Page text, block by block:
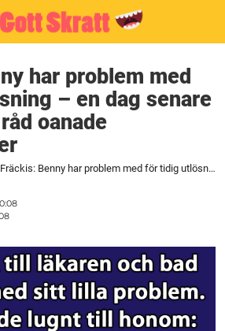
har problem med
– en dag senare
oanade
Fräckis: Benny har problem med för tidig utlösning – en dag senare får läkarens råd oanade konsekvenser